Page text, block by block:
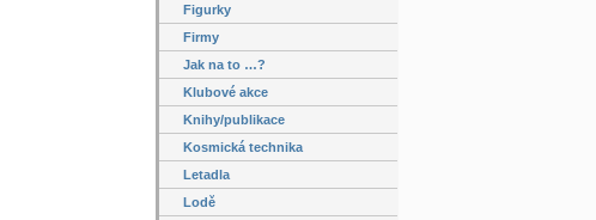
Figurky
Firmy
Jak na to …?
Klubové akce
Knihy/publikace
Kosmická technika
Letadla
Lodě